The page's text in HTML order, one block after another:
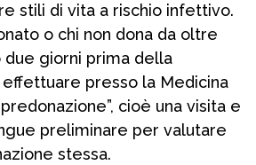
stili di vita a rischio infettivo.
o chi non dona da oltre
due giorni prima della
presso la Medicina
cioè una visita e
preliminare per valutare
stessa.